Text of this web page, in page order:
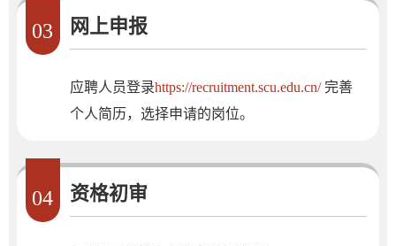
03 网上申报
应聘人员登录https://recruitment.scu.edu.cn/完善
个人简历，选择申请的岗位。
04 资格初审